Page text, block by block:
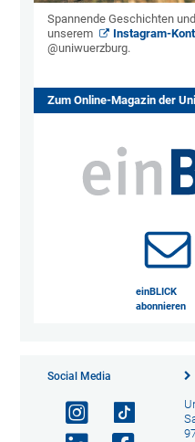
Spannende Geschichten
unserem
Instagram-
@uniwuerzburg.
Zum Online-Magazin der Uni
einBLICK
abonnieren
Social Media